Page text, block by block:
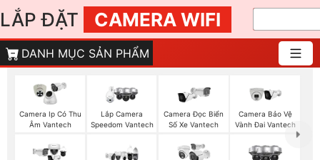
LẮP ĐẶT CAMERA WIFI
DANH MỤC SẢN PHẨM
Camera Ip Có Thu
Âm Vantech
Lắp Camera
Speedom Vantech
Camera Đọc Biển
Số Xe Vantech
Camera Bảo Vệ
Vành Đai Vantech